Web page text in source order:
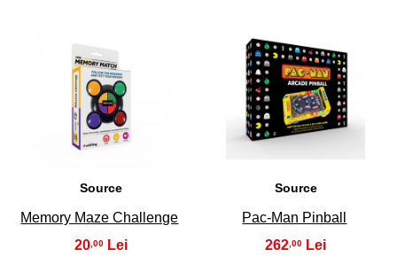
13
Source
Memory Maze Challenge
20,00
14
Source
Pac-Man Pinball
262 ,00